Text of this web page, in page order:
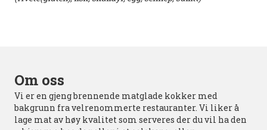
Om oss
Vi er en gjeng brennende matglade kokker med
bakgrunn fra velrenommerte restauranter. Vi liker å
lage mat av høy kvalitet som serveres der du vil ha den